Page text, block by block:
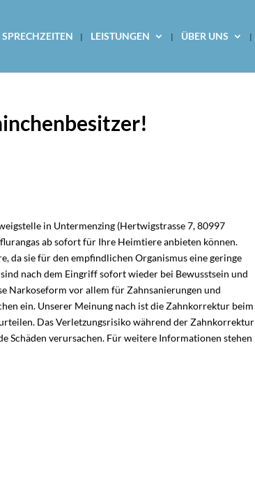
SPRECHZEITEN LEISTUNGEN ÜBER UNS
in Untermenzing (Hertwigstrasse 7, 80997
ab sofort für Ihre Heimtiere anbieten können.
da sie für den empfindlichen Organismus eine geringe
nach dem Eingriff sofort wieder bei Bewusstsein und
Narkoseform vor allem für Zahnsanierungen und
ein. Unserer Meinung nach ist die Zahnkorrektur beim
Das Verletzungsrisiko während der Zahnkorrektur
Schäden verursachen. Für weitere Informationen stehen